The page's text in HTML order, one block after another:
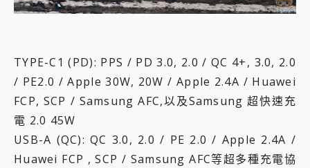
TYPE-C1 (PD): PPS / PD 3.0, 2.0 / QC 4+, 3.0, 2.0
/ PE2.0 / Apple 30W, 20W / Apple 2.4A / Huawei
FCP, SCP / Samsung AFC,以及Samsung 超快速充
電 2.0 45W
USB-A (QC): QC 3.0, 2.0 / PE 2.0 / Apple 2.4A /
Huawei FCP , SCP / Samsung AFC等超多種充電協